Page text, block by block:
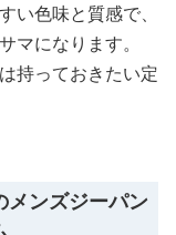
い色味と質感で、
マになります。
持っておきたい定
メンズジーパン